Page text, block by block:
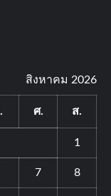
สิงหาคม 2026
ศ. ส.
1
7 8